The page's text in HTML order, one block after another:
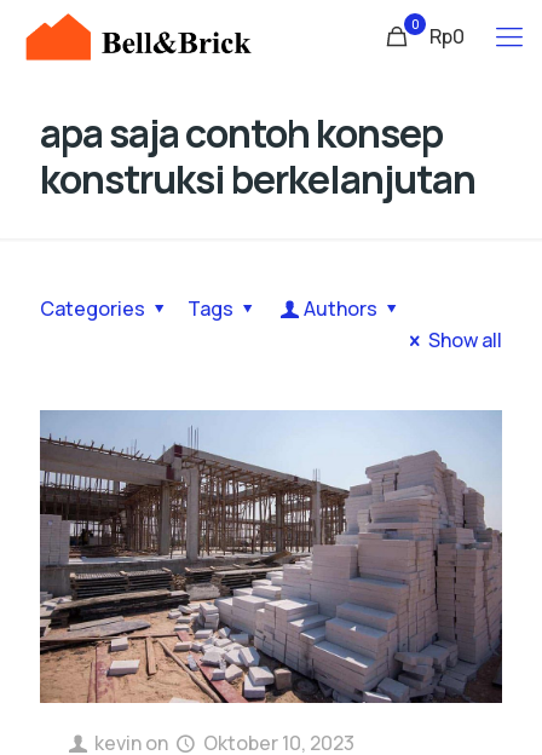
0 Rp0
apa saja contoh konsep
konstruksi berkelanjutan
Categories Tags
Authors
Show all
kevinon Oktober 10, 2023